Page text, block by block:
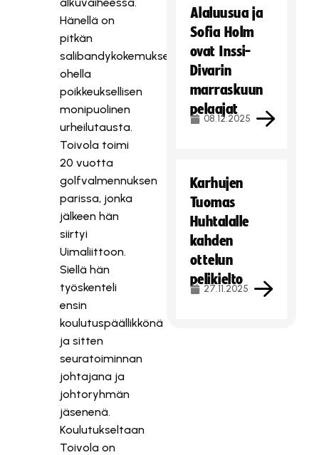
Hänellä on
pitkän
salibandykokemuksen
ohella
poikkeuksellisen
monipuolinen
urheilutausta.
Toivola toimi
20 vuotta
golfvalmennuksen
parissa, jonka
jälkeen hän
siirtyi
Uimaliittoon.
Siellä hän
työskenteli
ensin
koulutuspäällikkönä
ja sitten
seuratoiminnan
johtajana ja
johtoryhmän
jäsenenä.
Koulutukseltaan
Toivola on
Alaluusua ja
Sofia Holm
ovat Inssi-
Divarin
marraskuun
pelaajat
08.12.2025
Karhujen
Tuomas
Huhtalalle
kahden
ottelun
pelikielto
27.11.2025